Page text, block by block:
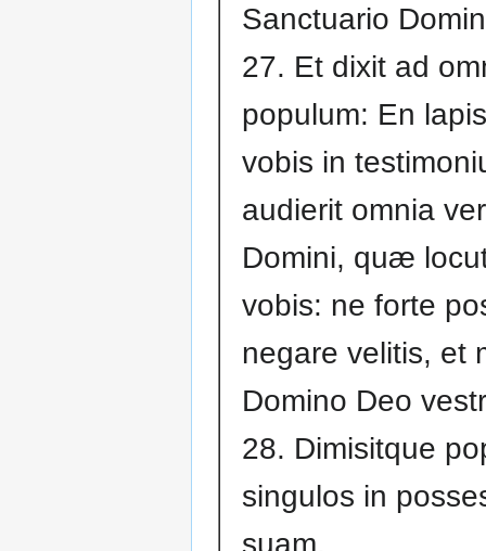
Sanctuario
27. Et dixit ad
populum: En
vobis in
audierit omnia
Domini, quæ
vobis: ne forte
negare velitis, et
Domino Deo
28. Dimisitque
singulos in
suam.